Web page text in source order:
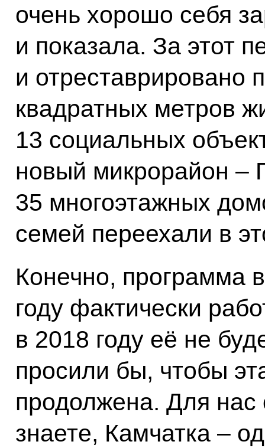
очень хорошо себя
и показала. За этот
и отреставрировано
квадратных метров
13 социальных
новый микрорайон –
35 многоэтажных
семей переехали в
Конечно, программа
году фактически
в 2018 году её не
просили бы, чтобы
продолжена. Для
знаете, Камчатка –